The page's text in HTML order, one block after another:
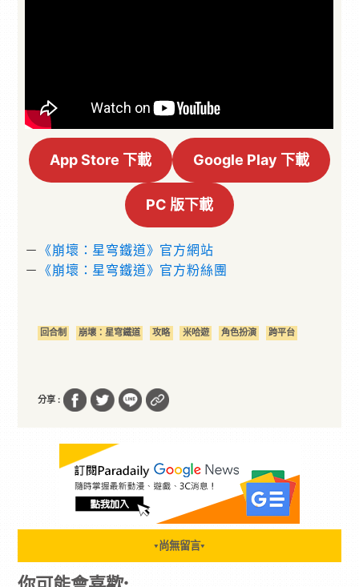
App Store 下載 Google Play 下載
PC 版下載
－ 《崩壞：星穹鐵道》官方網站
－ 《崩壞：星穹鐵道》官方粉絲團
回合制 崩壞：星穹鐵道 攻略 米哈遊 角色扮演 跨平台
分享 :
▼ 尚無留言▼